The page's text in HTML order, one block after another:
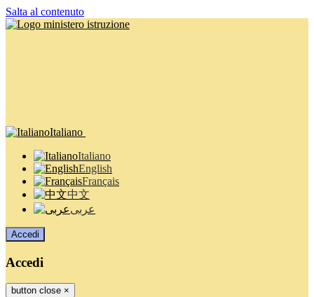
Salta al contenuto
Italiano
Italiano
English
Français
中文
عربى
Accedi
Accedi
button close ×